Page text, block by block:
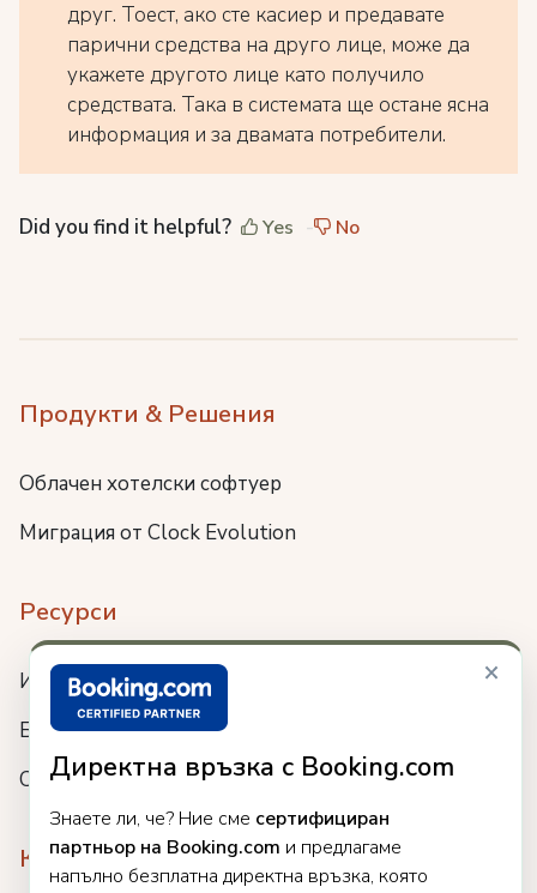
×
Директна връзка с Booking.com
Знаете ли, че? Ние сме сертифициран
партньор на Booking.com и предлагаме
напълно безплатна директна връзка, която
друг. Тоест, ако сте касиер и предавате
парични средства на друго лице, може да
укажете другото лице като получило
средствата. Така в системата ще остане ясна
информация и за двамата потребители.
Did you find it helpful? Yes No
Продукти & Решения
Облачен хотелски софтуер
Миграция от Clock Evolution
Ресурси
Интеграции
Блог
Събития
Компания